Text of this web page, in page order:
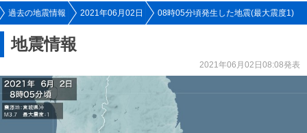
過去の地震情報 2021年06月02日 08時05分頃発生した地震(最大震度1)
地震情報
2021年06月02日08:08発表